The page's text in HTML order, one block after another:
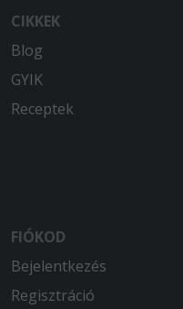
CIKKEK
Blog
GYIK
Receptek
FIÓKOD
Bejelentkezés
Regisztráció